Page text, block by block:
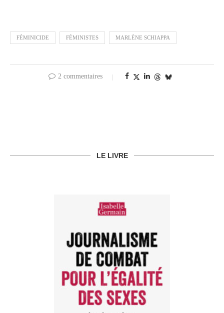
FÉMINICIDE FÉMINISTES MARLÈNE SCHIAPPA
2 commentaires
LE LIVRE